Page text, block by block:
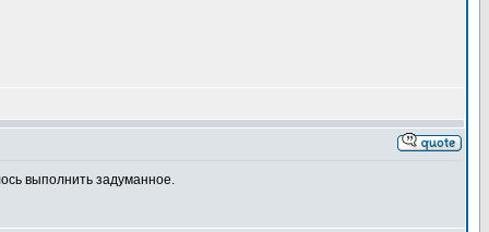
выполнить задуманное.